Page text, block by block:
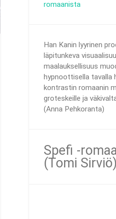
romaanista
Han Kanin lyyrinen
läpitunkeva
maalauksellisuus
hypnoottisella tavalla
kontrastin romaanin
groteskeille ja
(Anna Pehkoranta)
Spefi -
(Tomi Sirviö)